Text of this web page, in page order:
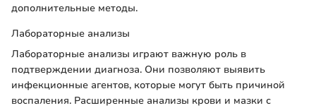
дополнительные методы.
Лабораторные анализы
Лабораторные анализы играют важную роль в
подтверждении диагноза. Они позволяют выявить
инфекционные агентов, которые могут быть причиной
воспаления. Расширенные анализы крови и мазки с